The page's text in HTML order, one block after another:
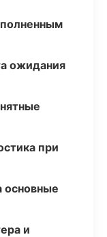
ожидания
при
основные
и